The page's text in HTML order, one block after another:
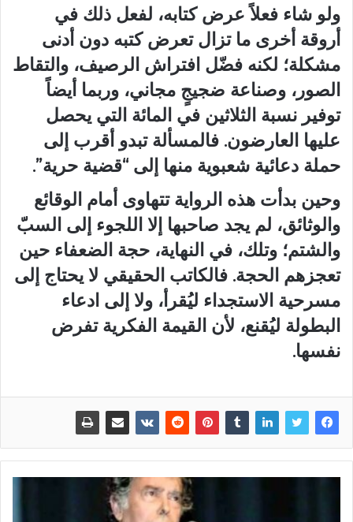
ولو شاء فعلاً عرض كتابه، لفعل ذلك في
أروقة أخرى ما تزال تعرض كتبه دون أدنى
مشكلة؛ لكنه فضّل افتراش الرصيف، والتقاط
الصور، وصناعة ضجيجٍ مجاني، وربما أيضاً
توفير نسبة الثلاثين في المائة التي يحصل
عليها العارضون. فالمسألة تبدو أقرب إلى
حملة دعائية شعبوية منها إلى “قضية حرية”.
وحين بدأت هذه الرواية تتهاوى أمام الوقائع
والوثائق، لم يجد صاحبها إلا اللجوء إلى السبّ
والشتم؛ وتلك، في النهاية، حجة الضعفاء حين
تعجزهم الحجة. فالكاتب الحقيقي لا يحتاج إلى
مسرحية الاستجداء ليُقرأ، ولا إلى ادعاء
البطولة ليُقنع، لأن القيمة الفكرية تفرض
نفسها.